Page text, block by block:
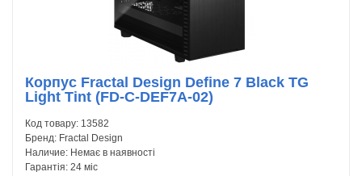
Корпус Fractal Design Define 7 Black TG
Light Tint (FD-C-DEF7A-02)
Код товару: 13582
Бренд: Fractal Design
Наличие: Немає в наявності
Гарантія: 24 міс